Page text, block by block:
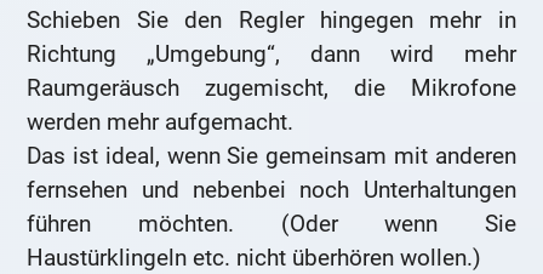
Schieben Sie den Regler hingegen mehr in
Richtung „Umgebung“, dann wird mehr
Raumgeräusch zugemischt, die Mikrofone
werden mehr aufgemacht.
Das ist ideal, wenn Sie gemeinsam mit anderen
fernsehen und nebenbei noch Unterhaltungen
führen möchten. (Oder wenn Sie
Haustürklingeln etc. nicht überhören wollen.)